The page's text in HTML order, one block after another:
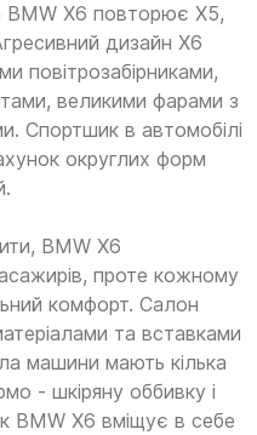
BMW X6 повторює Х5,
дизайн Х6
повітрозабірниками,
великими фарами з
Спортшик в автомобілі
округлих форм
BMW X6
проте кожному
комфорт. Салон
та вставками
машини мають кілька
- шкіряну оббивку і
BMW X6 вміщує в себе